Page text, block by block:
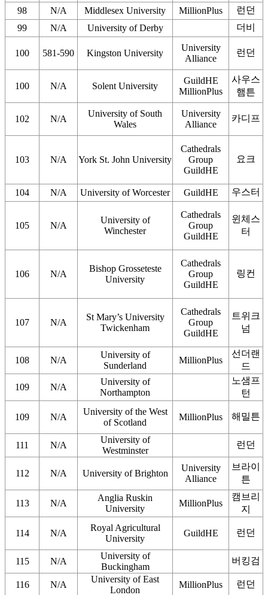
98 N/A Middlesex University MillionPlus
런던
99
N/A University of Derby 더비
100 581-590 Kingston University
University
Alliance
런던
100 N/A Solent University
GuildHE
MillionPlus
사우스
햄튼
102 N/A
University of South
Wales
University
Alliance
카디프
103 N/A York St. John University
Cathedrals
Group
GuildHE
요크
104 N/A University of Worcester GuildHE 우스터
105 N/A
University of
Winchester
Cathedrals
Group
GuildHE
윈체스
터
106 N/A
Bishop Grosseteste
University
Cathedrals
Group
GuildHE
링컨
107 N/A
St Mary’s University
Twickenham
Cathedrals
Group
GuildHE
트위크
넘
108 N/A
University of
Sunderland
MillionPlus
선더랜
드
109 N/A
University of
Northampton
노샘프
턴
109 N/A
University of the West
of Scotland
MillionPlus 해밀튼
111 N/A
University of
Westminster
런던
112 N/A University of Brighton
University
Alliance
브라이
튼
113 N/A
Anglia Ruskin
University
MillionPlus
캠브리
지
114 N/A
Royal Agricultural
University
GuildHE 런던
115 N/A
University of
Buckingham
버킹검
116 N/A
University of East
London
MillionPlus 런던